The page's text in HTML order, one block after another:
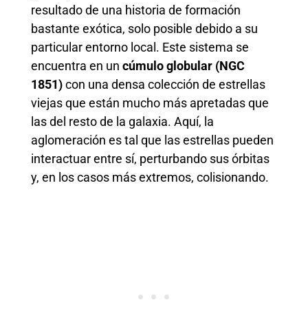
resultado de una historia de formación
bastante exótica, solo posible debido a su
particular entorno local. Este sistema se
encuentra en un cúmulo globular (NGC
1851)con una densa colección de estrellas
viejas que están mucho más apretadas que
las del resto de la galaxia. Aquí, la
aglomeración es tal que las estrellas pueden
interactuar entre sí, perturbando sus órbitas
y, en los casos más extremos, colisionando.